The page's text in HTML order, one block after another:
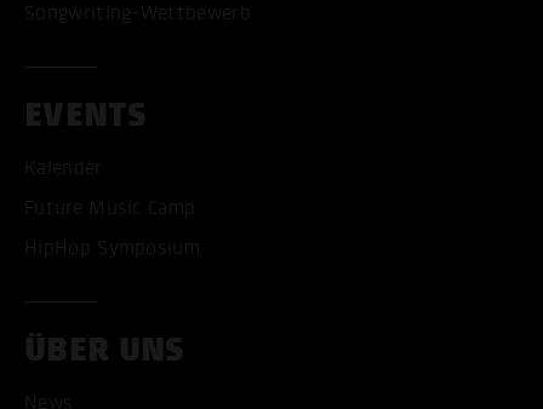
Songwriting-Wettbewerb
EVENTS
Kalender
Future Music Camp
HipHop Symposium
ÜBER UNS
News